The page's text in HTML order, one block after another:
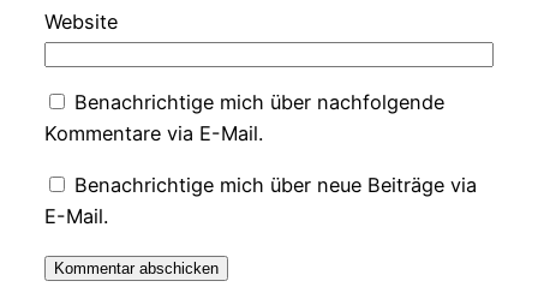
Website
Benachrichtige mich über nachfolgende
Kommentare via E-Mail.
Benachrichtige mich über neue Beiträge via
E-Mail.